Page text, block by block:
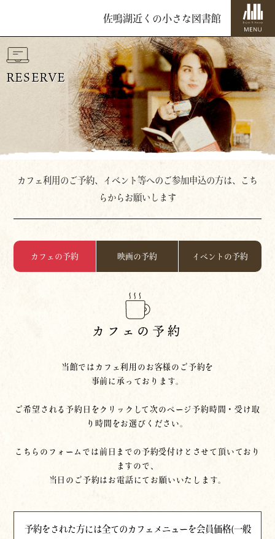
佐鳴湖近くの小さな図書館
RESERVE
カフェ利用のご予約、イベント等へのご参加申込の方は、こち
らからお願いします
カフェの予約 映画の予約 イベントの予約
カフェの予約
当館ではカフェ利用のお客様のご予約を
事前に承っております。
ご希望される予約日をクリックして次のページ予約時間・受け取
り時間をお選びください。
こちらのフォームでは前日までの予約受付けとさせて頂いており
ますので、
当日のご予約はお電話にてお願いいたします。
予約をされた方には全てのカフェメニューを会員価格(一般